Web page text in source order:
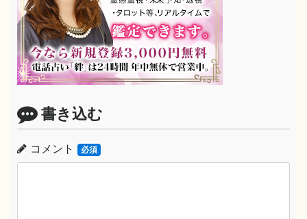
書き込む
コメント 必須